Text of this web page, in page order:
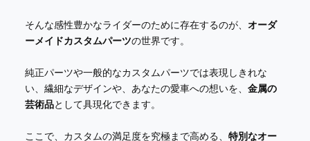
そんな感性豊かなライダーのために存在するのが、 オーダ
ーメイドカスタムパーツの世界です。
純正パーツや一般的なカスタムパーツでは表現しきれな
い、繊細なデザインや、あなたの愛車への想いを、 金属の
芸術品として具現化できます。
ここで、カスタムの満足度を究極まで高める、 特別なオー